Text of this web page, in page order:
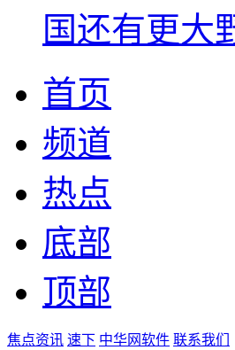
国还有更大
首页
频道
热点
底部
顶部
焦点资讯 速下 中华网软件 联系我们